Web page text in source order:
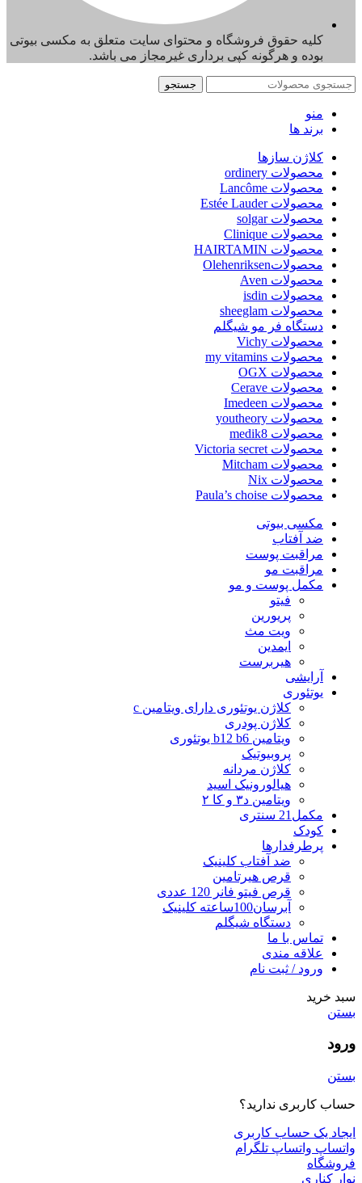
کلیه حقوق فروشگاه و محتوای سایت متعلق به مکسی بیوتی
بوده و هرگونه کپی برداری غیرمجاز می باشد.
جستجو
منو
برند ها
کلاژن سازها
محصولات ordinery
محصولات Lancôme
محصولات Estée Lauder
محصولات solgar
محصولات Clinique
محصولات HAIRTAMIN
محصولاتOlehenriksen
محصولات Aven
محصولات isdin
محصولات sheeglam
دستگاه فر مو شیگلم
محصولات Vichy
محصولات my vitamins
محصولات OGX
محصولات Cerave
محصولات Imedeen
محصولات youtheory
محصولات medik8
محصولات Victoria secret
محصولات Mitcham
محصولات Nix
محصولات Paula’s choise
مکسی بیوتی
ضد آفتاب
مراقبت پوست
مراقبت مو
مکمل پوست و مو
فیتو
پریورین
ویت مث
ایمدین
هیربرست
آرایشی
یوتئوری
کلاژن یوتئوری دارای ویتامین c
کلاژن پودری
ویتامین b12 b6 یوتئوری
پروبیوتیک
کلاژن مردانه
هیالورونیک اسید
ویتامین د۳ و کا ۲
مکمل21 سنتری
کودک
پرطرفدارها
ضد آفتاب کلینیک
قرص هیرتامین
قرص فیتو فانر 120 عددی
آبرسان100ساعته کلینیک
دستگاه شیگلم
تماس با ما
علاقه مندی
ورود / ثبت نام
سبد خرید
بستن
ورود
بستن
حساب کاربری ندارید؟
ایجاد یک حساب کاربری
واتساپ واتساپ تلگرام
فروشگاه
نوار کناری